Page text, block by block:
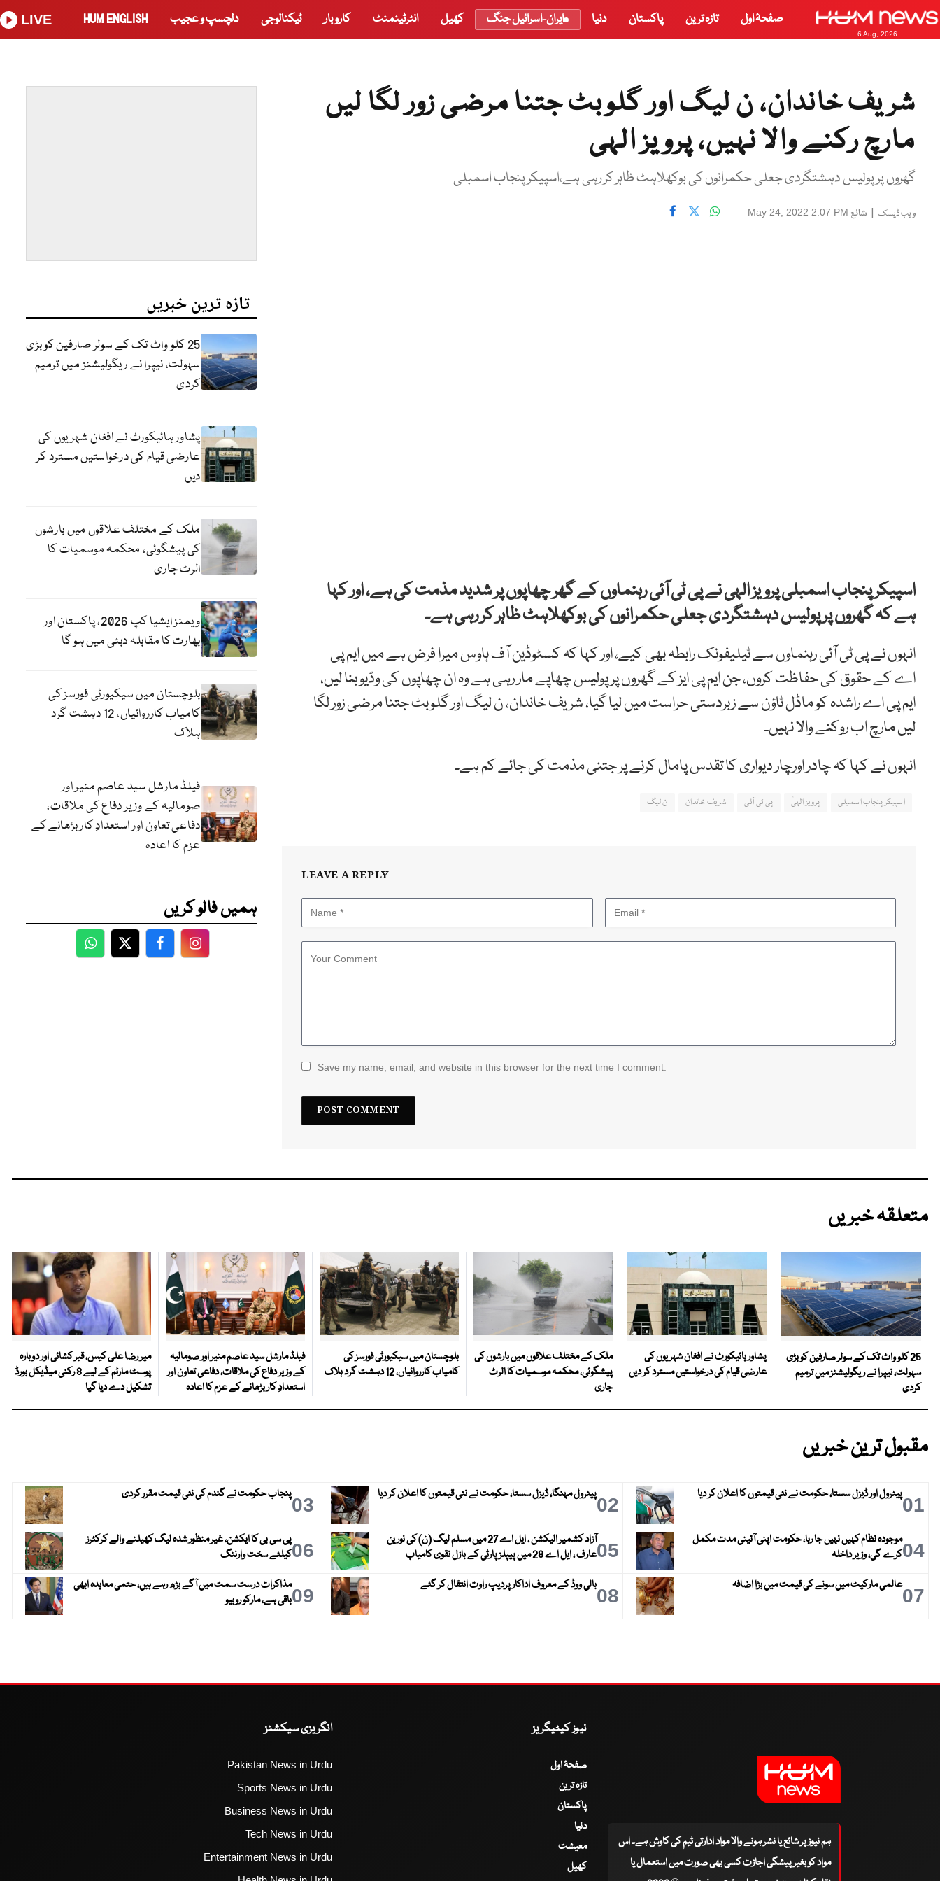
6 Aug, 2026
صفحۂ اول تازہ ترین پاکستان دنیا ایران-اسرائیل جنگ کھیل انٹرٹینمنٹ کاروبار ٹیکنالوجی دلچسپ و عجیب HUM ENGLISH
LIVE
شریف خاندان، ن لیگ اور گلوبٹ جتنا مرضی زور لگا لیں
مارچ رکنے والا نہیں، پرویز الہی
گھروں پر پولیس دہشتگردی جعلی حکمرانوں کی بوکھلاہٹ ظاہر کر رہی ہے،اسپیکر پنجاب اسمبلی
ویب ڈیسک | شائع May 24, 2022 2:07 PM
اسپیکر پنجاب اسمبلی پرویز الہی نے پی ٹی آئی رہنماوں کے گھر چھاپوں پر شدید مذمت کی ہے، اور کہا
ہے کہ گھروں پر پولیس دہشتگردی جعلی حکمرانوں کی بوکھلاہٹ ظاہر کر رہی ہے۔
انہوں نے پی ٹی آئی رہنماوں سے ٹیلیفونک رابطہ بھی کیے، اور کہا کہ کسٹوڈین آف ہاوس میرا فرض ہے میں ایم پی
اے کے حقوق کی حفاظت کروں، جن ایم پی ایز کے گھروں پر پولیس چھاپے مار رہی ہے وہ ان چھاپوں کی وڈیو بنا لیں،
ایم پی اے راشدہ کو ماڈل ٹاؤن سے زبردستی حراست میں لیا گیا، شریف خاندان، ن لیگ اور گلوبٹ جتنا مرضی زور لگا
لیں مارچ اب روکنے والا نہیں۔
انہوں نے کہا کہ چادر اورچار دیواری کا تقدس پامال کرنے پر جتنی مذمت کی جائے کم ہے۔
اسپیکر پنجاب اسمبلی پرویز الہیٰ پی ٹی آئی شریف خاندان ن لیگ
LEAVE A REPLY
Save my name, email, and website in this browser for the next time I comment.
تازہ ترین خبریں
25 کلو واٹ تک کے سولر صارفین کو بڑی
سہولت، نیپرا نے ریگولیشنز میں ترمیم
کردی
پشاور ہائیکورٹ نے افغان شہریوں کی
عارضی قیام کی درخواستیں مسترد کر
دیں
ملک کے مختلف علاقوں میں بارشوں
کی پیشگوئی، محکمہ موسمیات کا
الرٹ جاری
ویمنز ایشیا کپ 2026، پاکستان اور
بھارت کا مقابلہ دبئی میں ہو گا
بلوچستان میں سیکیورٹی فورسز کی
کامیاب کارروائیاں، 12 دہشت گرد
ہلاک
فیلڈ مارشل سید عاصم منیر اور
صومالیہ کے وزیر دفاع کی ملاقات،
دفاعی تعاون اور استعدادِ کار بڑھانے کے
عزم کا اعادہ
ہمیں فالو کریں
WhatsApp
TwitterFacebookFacebook
متعلقہ خبریں
25 کلو واٹ تک کے سولر صارفین کو بڑی
سہولت، نیپرا نے ریگولیشنز میں ترمیم
کردی
پشاور ہائیکورٹ نے افغان شہریوں کی
عارضی قیام کی درخواستیں مسترد کر دیں
ملک کے مختلف علاقوں میں بارشوں کی
پیشگوئی، محکمہ موسمیات کا الرٹ
جاری
بلوچستان میں سیکیورٹی فورسز کی
کامیاب کارروائیاں، 12 دہشت گرد ہلاک
فیلڈ مارشل سید عاصم منیر اور صومالیہ
کے وزیر دفاع کی ملاقات، دفاعی تعاون اور
استعدادِ کار بڑھانے کے عزم کا اعادہ
میر رضا علی کیس، قبر کشائی اور دوبارہ
پوسٹ مارٹم کے لیے 8 رکنی میڈیکل بورڈ
تشکیل دے دیا گیا
مقبول ترین خبریں
01پیٹرول اور ڈیزل سستا، حکومت نے نئی قیمتوں کا اعلان کر دیا 02پیٹرول مہنگا، ڈیزل سستا، حکومت نے نئی قیمتوں کا اعلان کر دیا 03پنجاب حکومت نے گندم کی نئی قیمت مقرر کردی
04موجودہ نظام کہیں نہیں جا رہا، حکومت اپنی آئینی مدت مکمل
کرے گی، وزیر داخلہ
05
آزاد کشمیر الیکشن ، ایل اے 27 میں مسلم لیگ (ن) کی نورین
عارف ، ایل اے 28 میں پیپلز پارٹی کے بازل نقوی کامیاب
06پی سی بی کا ایکشن، غیر منظور شدہ لیگ کھیلنے والے کرکٹرز
کیلئے سخت وارننگ
07عالمی مارکیٹ میں سونے کی قیمت میں بڑا اضافہ 08بالی ووڈ کے معروف اداکار پردیپ راوت انتقال کر گئے 09مذاکرات درست سمت میں آگے بڑھ رہے ہیں، حتمی معاہدہ ابھی
باقی ہے، مارکو روبیو
ہم نیوز پر شائع یا نشر ہونے والا مواد ادارتی ٹیم کی کاوش ہے۔ اس
مواد کو بغیر پیشگی اجازت کسی بھی صورت میں استعمال یا
نیوز کیٹیگریز
صفحۂ اول
تازہ ترین
پاکستان
دنیا
معیشت
کھیل
انگریزی سیکشنز
Pakistan News in Urdu
Sports News in Urdu
Business News in Urdu
Tech News in Urdu
Entertainment News in Urdu